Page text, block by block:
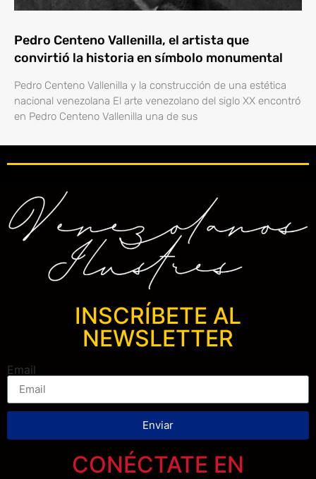
Pedro Centeno Vallenilla, el artista que
convirtió la historia en símbolo monumental
Pedro Centeno Vallenilla y la construcción de una estética
nacional venezolana El arte venezolano del siglo XX encontró
en Pedro Centeno Vallenilla una de sus
INSCRÍBETE AL
NEWSLETTER
Email
Enviar
CONÉCTATE EN